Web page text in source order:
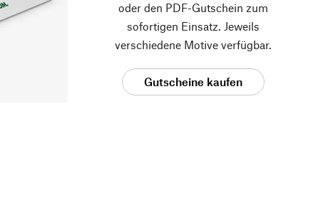
oder den PDF-Gutschein zum
sofortigen Einsatz. Jeweils
verschiedene Motive verfügbar.
Gutscheine kaufen